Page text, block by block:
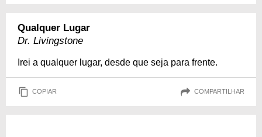
Qualquer Lugar
Dr. Livingstone
Irei a qualquer lugar, desde que seja para frente.
COPIAR COMPARTILHAR